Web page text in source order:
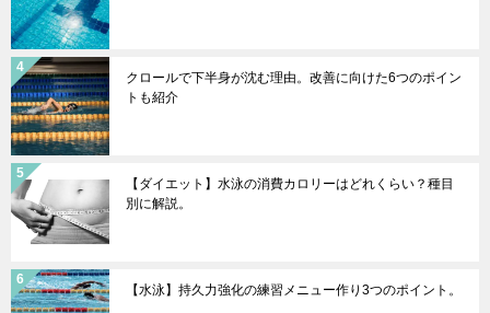
クロールで下半身が沈む理由。改善に向けた6つのポイン
トも紹介
【ダイエット】水泳の消費カロリーはどれくらい？種目
別に解説。
【水泳】持久力強化の練習メニュー作り3つのポイント。